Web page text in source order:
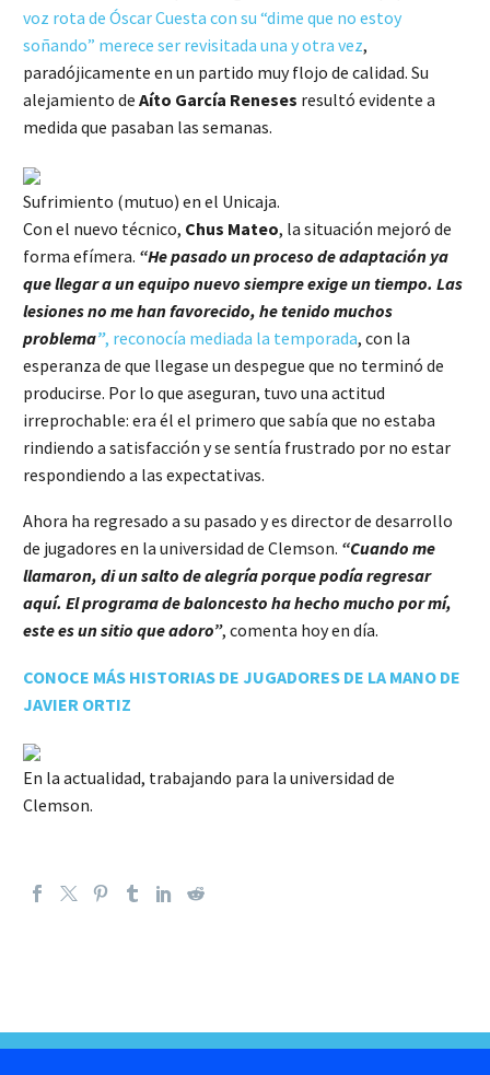
voz rota de Óscar Cuesta con su “dime que no estoy
soñando” merece ser revisitada una y otra vez,
paradójicamente en un partido muy flojo de calidad. Su
alejamiento de Aíto García Reneses resultó evidente a
medida que pasaban las semanas.
Sufrimiento (mutuo) en el Unicaja.
Con el nuevo técnico, Chus Mateo, la situación mejoró de
forma efímera. “He pasado un proceso de adaptación ya
que llegar a un equipo nuevo siempre exige un tiempo. Las
lesiones no me han favorecido, he tenido muchos
problema”, reconocía mediada la temporada, con la
esperanza de que llegase un despegue que no terminó de
producirse. Por lo que aseguran, tuvo una actitud
irreprochable: era él el primero que sabía que no estaba
rindiendo a satisfacción y se sentía frustrado por no estar
respondiendo a las expectativas.
Ahora ha regresado a su pasado y es director de desarrollo
de jugadores en la universidad de Clemson. “Cuando me
llamaron, di un salto de alegría porque podía regresar
aquí. El programa de baloncesto ha hecho mucho por mí,
este es un sitio que adoro”, comenta hoy en día.
CONOCE MÁS HISTORIAS DE JUGADORES DE LA MANO DE
JAVIER ORTIZ
En la actualidad, trabajando para la universidad de
Clemson.